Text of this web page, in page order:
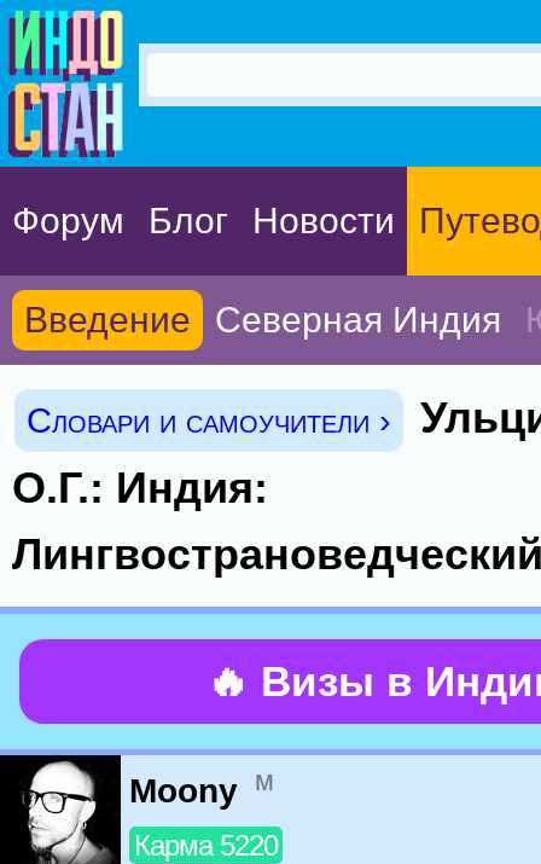
Форум Блог Новости
Введение Северная Индия
Словари и самоучители ›
О.Г.: Индия:
🔥 Визы в
Moony м
Карма 5220